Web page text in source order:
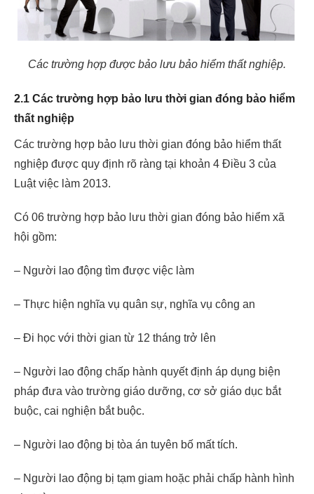
Các trường hợp được bảo lưu bảo hiểm thất nghiệp.
2.1 Các trường hợp bảo lưu thời gian đóng bảo hiểm
thất nghiệp
Các trường hợp bảo lưu thời gian đóng bảo hiểm thất
nghiệp được quy định rõ ràng tại khoản 4 Điều 3 của
Luật việc làm 2013.
Có 06 trường hợp bảo lưu thời gian đóng bảo hiểm xã
hội gồm:
– Người lao động tìm được việc làm
– Thực hiện nghĩa vụ quân sự, nghĩa vụ công an
– Đi học với thời gian từ 12 tháng trở lên
– Người lao động chấp hành quyết định áp dụng biện
pháp đưa vào trường giáo dưỡng, cơ sở giáo dục bắt
buộc, cai nghiện bắt buộc.
– Người lao động bị tòa án tuyên bố mất tích.
– Người lao động bị tạm giam hoặc phải chấp hành hình